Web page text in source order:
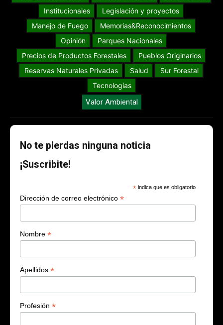
Institucionales
Legislación y proyectos
Manejo de Fuego
Memorias&Reconocimientos
Opinión
Parques Nacionales
Precios de Productos Forestales
Pueblos Originarios
Reservas Naturales Privadas
Salud
Sur Forestal
Tecnologías
Valor Ambiental
No te pierdas ninguna noticia
¡Suscribite!
* indica que es obligatorio
Dirección de correo electrónico *
Nombre *
Apellidos *
Profesión *